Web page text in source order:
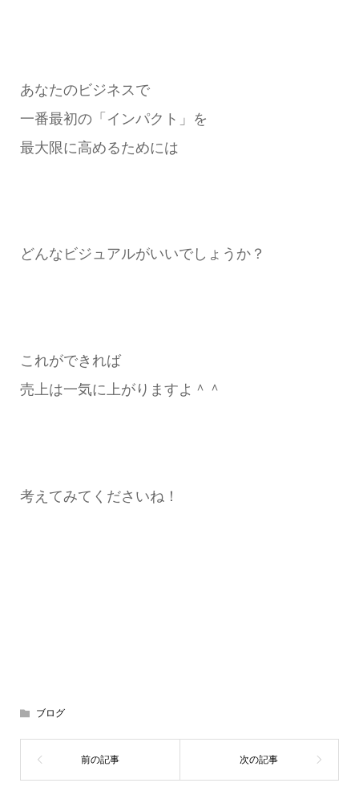
あなたのビジネスで
一番最初の「インパクト」を
最大限に高めるためには
どんなビジュアルがいいでしょうか？
これができれば
売上は一気に上がりますよ＾＾
考えてみてくださいね！
ブログ